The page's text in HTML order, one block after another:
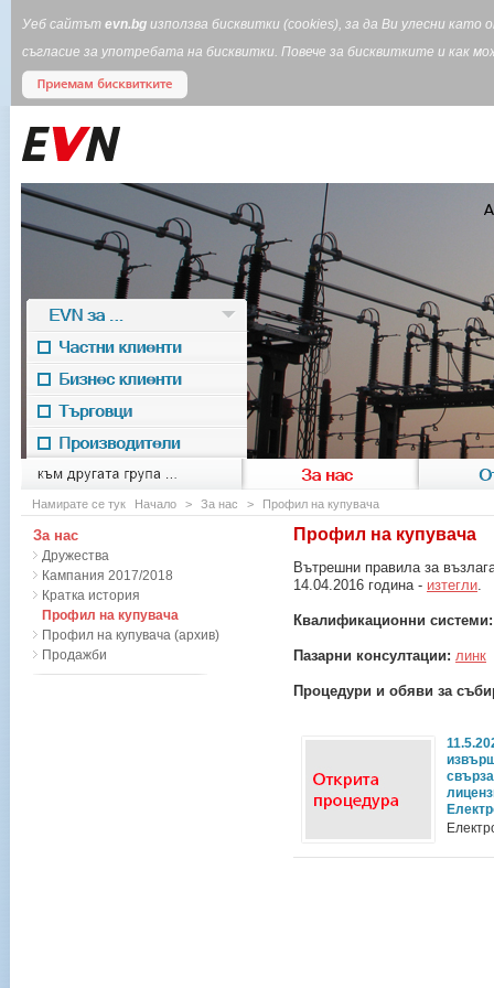
Уеб сайтът evn.bg използва бисквитки (cookies), за да Ви улесни
съгласие за употребата на бисквитки. Повече за бисквитките и
към другата група ... За нас
EVN for
EVN за ...
Частни клиенти
Бизнес клиенти
Търговци
Производители
Намирате се тук Начало > За нас > Профил на купувача
Профил на купувача
Вътрешни правила за
14.04.2016 година - изтегли.
Квалификационни
Пазарни консултации: линк
Процедури и обяви за
За нас
Дружества
Кампания 2017/2018
Кратка история
Профил на купувача
Профил на купувача (архив)
Продажби